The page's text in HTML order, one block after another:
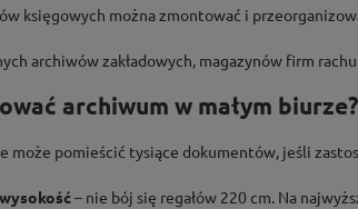
księgowych można zmontować i
archiwów zakładowych, magazynów firm
archiwum w małym biurze?
może pomieścić tysiące dokumentów, jeśli
– nie bój się regałów 220 cm. Na